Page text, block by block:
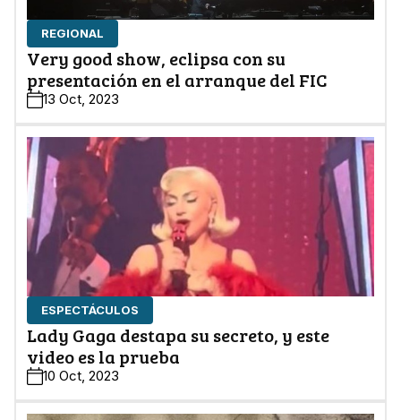
REGIONAL
Very good show, eclipsa con su
presentación en el arranque del FIC
13 Oct, 2023
ESPECTÁCULOS
Lady Gaga destapa su secreto, y este
video es la prueba
10 Oct, 2023